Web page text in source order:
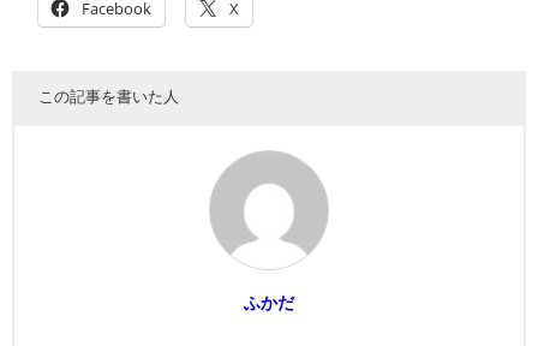
Facebook X
この記事を書いた人
ふかだ